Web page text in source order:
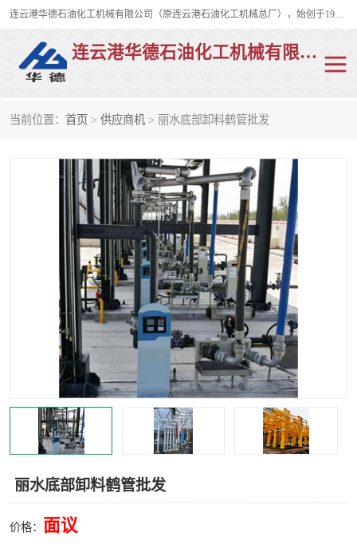
连云港华德石油化工机械有限公司（原连云港石油化工机械总厂），始创于1982年，是从事码头船用流体装卸臂、陆用流体装卸臂（鹤管）、活动梯、钢构平台、定量装车系统等全系列流体装卸设备的设计、制造、销售以及服务的专业供应商。
连云港华德石油化工机械有限公司
当前位置： 首页 > 供应商机 > 丽水底部卸料鹤管批发
丽水底部卸料鹤管批发
价格： 面议
液氨鹤管 液氯鹤管
LNG鹤管 活动梯
平台栈桥 卸车鹤管
装车鹤管 输油臂
紧急脱离干式接头 火车鹤管
汽车鹤管 顶部鹤管
底部鹤管
浮动出油装置
车臂